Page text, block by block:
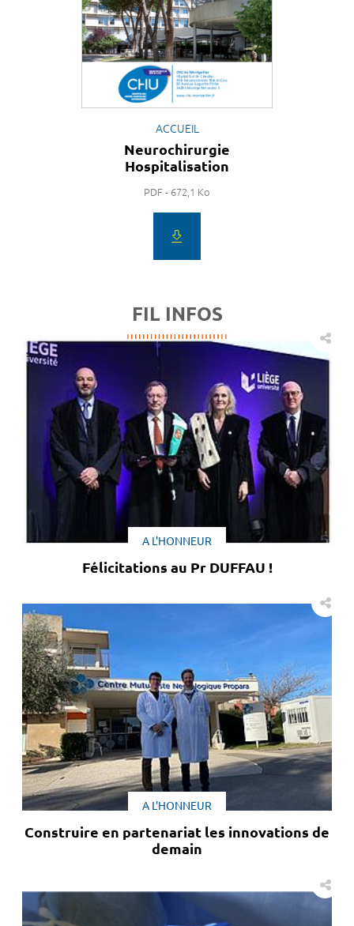
ACCUEIL
Neurochirurgie
Hospitalisation
PDF - 672,1 Ko
FIL INFOS
A L'HONNEUR
Félicitations au Pr DUFFAU !
A L'HONNEUR
Construire en partenariat les innovations de
demain